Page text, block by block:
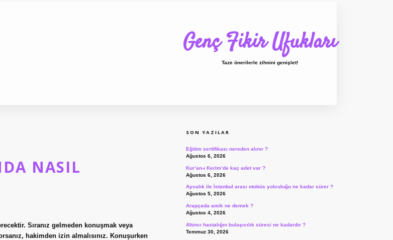
Genç Fikir Ufukları
Taze önerilerle zihnini genişlet!
NASIL
Sıranız gelmeden konuşmak veya
hakimden izin almalısınız. Konuşurken
SON YAZILAR
Eğitim sertifikası nereden alınır ?
Ağustos 6, 2026
Kur’an-ı Kerim’de kaç adet var ?
Ağustos 6, 2026
Ayvalık ile İstanbul arası otobüs yolculuğu ne kadar sürer ?
Ağustos 5, 2026
Arapçada amik ne demek ?
Ağustos 4, 2026
Altıncı hastalığın bulaşıcılık süresi ne kadardır ?
Temmuz 30, 2026